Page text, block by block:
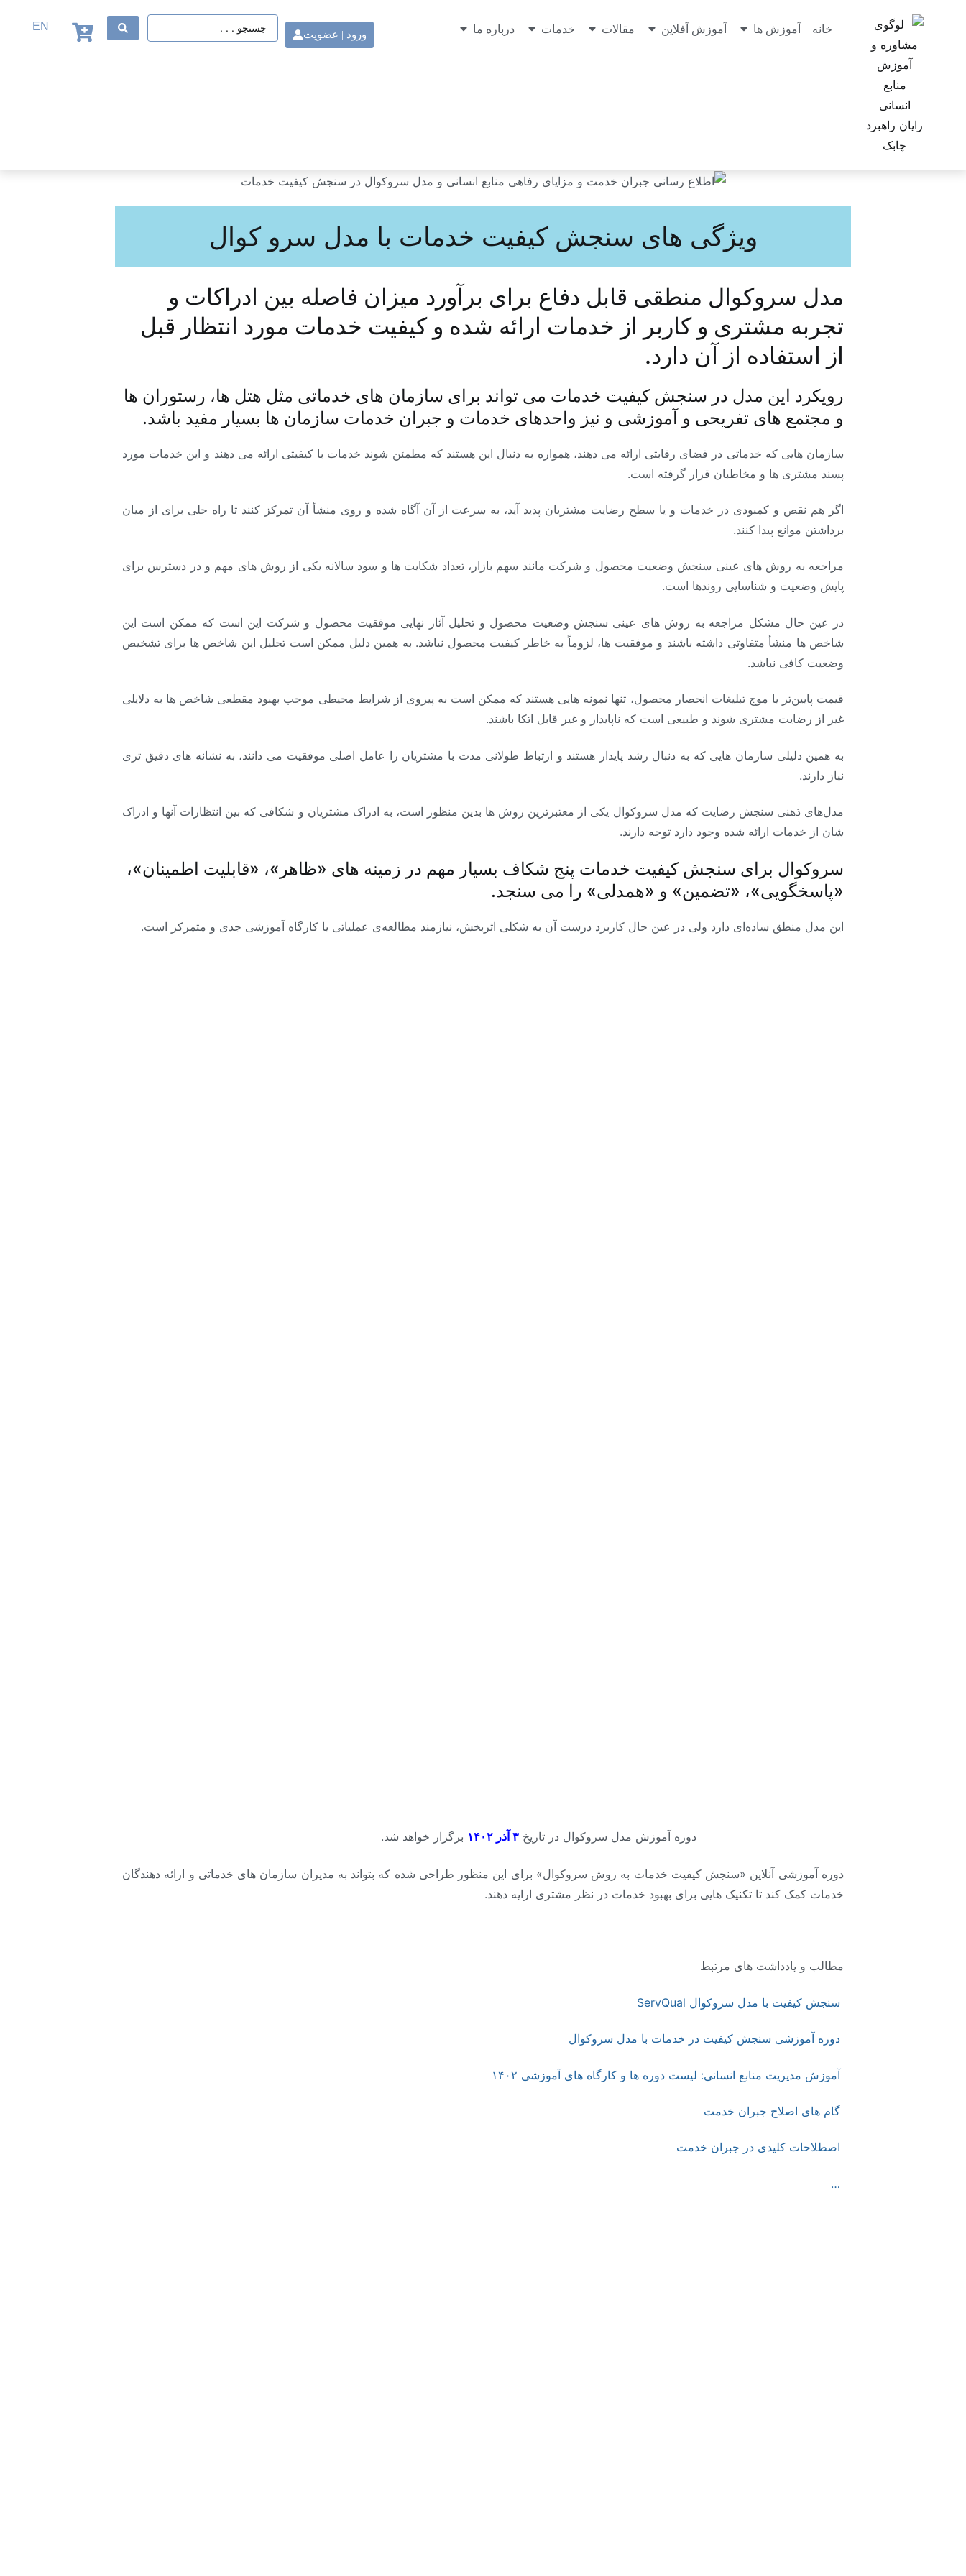
خانه آموزش ها آموزش آفلاین مقالات خدمات درباره ما ورود | عضویت
EN
ویژگی های سنجش کیفیت خدمات با مدل سرو کوال
مدل سروکوال منطقی قابل دفاع برای برآورد میزان فاصله بین ادراکات و
تجربه مشتری و کاربر از خدمات ارائه شده و کیفیت خدمات مورد انتظار قبل
از استفاده از آن دارد.
رویکرد این مدل در سنجش کیفیت خدمات می تواند برای سازمان های خدماتی مثل هتل ها، رستوران ها
و مجتمع های تفریحی و آموزشی و نیز واحدهای خدمات و جبران خدمات سازمان ها بسیار مفید باشد.
سازمان هایی که خدماتی در فضای رقابتی ارائه می دهند، همواره به دنبال این هستند که مطمئن شوند خدمات با کیفیتی ارائه می دهند و این خدمات مورد
پسند مشتری ها و مخاطبان قرار گرفته است.
اگر هم نقص و کمبودی در خدمات و یا سطح رضایت مشتریان پدید آید، به سرعت از آن آگاه شده و روی منشأ آن تمرکز کنند تا راه حلی برای از میان
برداشتن موانع پیدا کنند.
مراجعه به روش های عینی سنجش وضعیت محصول و شرکت مانند سهم بازار، تعداد شکایت ها و سود سالانه یکی از روش های مهم و در دسترس برای
پایش وضعیت و شناسایی روندها است.
در عین حال مشکل مراجعه به روش های عینی سنجش وضعیت محصول و تحلیل آثار نهایی موفقیت محصول و شرکت این است که ممکن است این
شاخص ها منشأ متفاوتی داشته باشند و موفقیت ها، لزوماً به خاطر کیفیت محصول نباشد. به همین دلیل ممکن است تحلیل این شاخص ها برای تشخیص
وضعیت کافی نباشد.
قیمت پایین‌تر یا موج تبلیغات انحصار محصول، تنها نمونه هایی هستند که ممکن است به پیروی از شرایط محیطی موجب بهبود مقطعی شاخص ها به دلایلی
غیر از رضایت مشتری شوند و طبیعی است که ناپایدار و غیر قابل اتکا باشند.
به همین دلیلی سازمان هایی که به دنبال رشد پایدار هستند و ارتباط طولانی مدت با مشتریان را عامل اصلی موفقیت می دانند، به نشانه های دقیق تری
نیاز دارند.
مدل‌های ذهنی سنجش رضایت که مدل سروکوال یکی از معتبرترین روش ها بدین منظور است، به ادراک مشتریان و شکافی که بین انتظارات آنها و ادراک
شان از خدمات ارائه شده وجود دارد توجه دارند.
سروکوال برای سنجش کیفیت‌ خدمات پنج شکاف بسیار مهم در زمینه های «ظاهر»، «قابلیت اطمینان»،
«پاسخگویی»، «تضمین» و «همدلی» را می سنجد.
این مدل منطق ساده‌ای دارد ولی در عین حال کاربرد درست آن به شکلی اثربخش، نیازمند مطالعه‌ی عملیاتی یا کارگاه آموزشی جدی و متمرکز است.
دوره آموزش مدل سروکوال در تاریخ۳ آذر ۱۴۰۲ برگزار خواهد شد.
دوره آموزشی آنلاین «سنجش کیفیت خدمات به روش سروکوال» برای این منظور طراحی شده که بتواند به مدیران سازمان های خدماتی و ارائه دهندگان
خدمات کمک کند تا تکنیک هایی برای بهبود خدمات در نظر مشتری ارایه دهند.
مطالب و یادداشت های مرتبط
سنجش کیفیت با مدل سروکوال ServQual
دوره آموزشی سنجش کیفیت در خدمات با مدل سروکوال
آموزش مدیریت منابع انسانی: لیست دوره ها و کارگاه های آموزشی ۱۴۰۲
گام های اصلاح جبران خدمت
اصطلاحات کلیدی در جبران خدمت
…